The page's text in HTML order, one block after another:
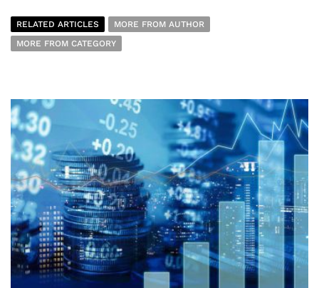
RELATED ARTICLES
MORE FROM AUTHOR
MORE FROM CATEGORY